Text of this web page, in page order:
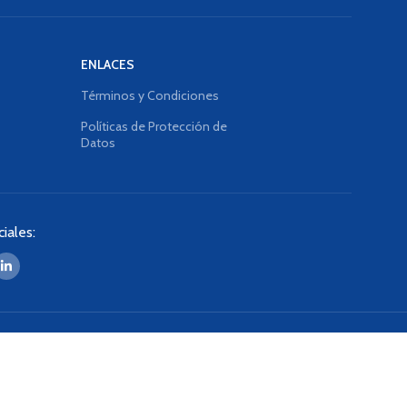
ENLACES
Términos y Condiciones
Políticas de Protección de
Datos